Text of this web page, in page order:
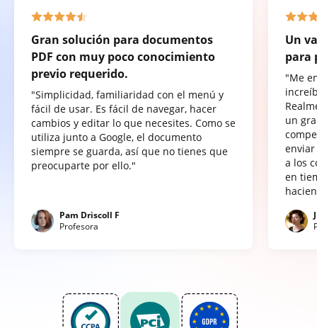
Gran solución para documentos
PDF con muy poco conocimiento
previo requerido.
"Simplicidad, familiaridad con el menú y
fácil de usar. Es fácil de navegar, hacer
cambios y editar lo que necesites. Como se
utiliza junto a Google, el documento
siempre se guarda, así que no tienes que
preocuparte por ello."
Pam Driscoll F
Profesora
Un
para
"Me
un
a los
en